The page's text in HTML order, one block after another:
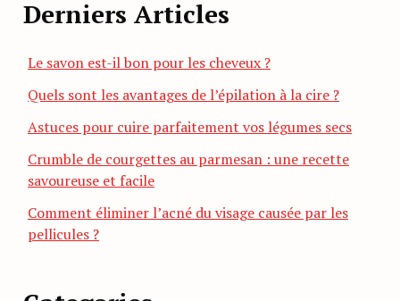
Derniers Articles
Le savon est-il bon pour les cheveux ?
Quels sont les avantages de l’épilation à la cire ?
Astuces pour cuire parfaitement vos légumes secs
Crumble de courgettes au parmesan : une recette
savoureuse et facile
Comment éliminer l’acné du visage causée par les
pellicules ?